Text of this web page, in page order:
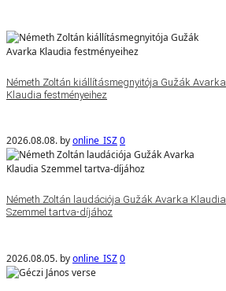
Németh Zoltán kiállításmegnyitója Gužák Avarka
Klaudia festményeihez
2026.08.08. byonline_ISZ0
Németh Zoltán laudációja Gužák Avarka Klaudia
Szemmel tartva-díjához
2026.08.05. byonline_ISZ0